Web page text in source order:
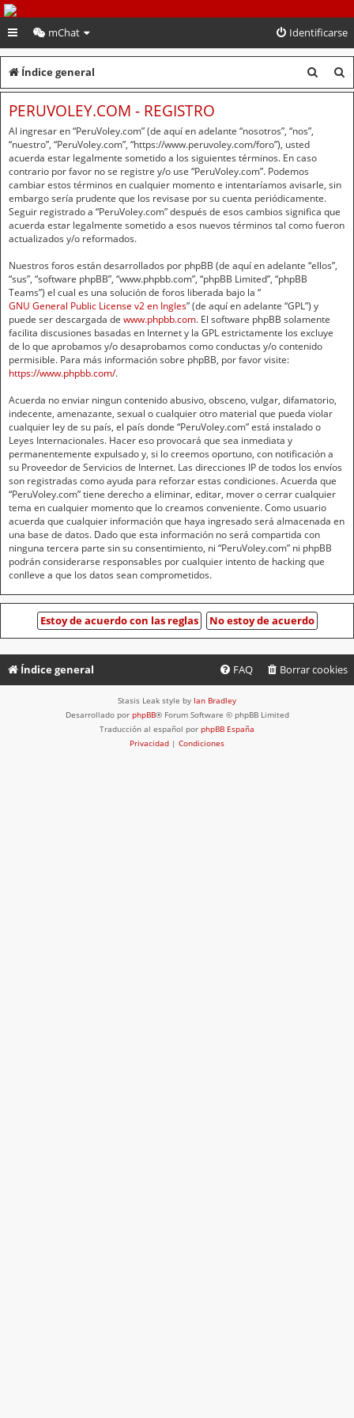
PeruVoley.com
mChat Identificarse
Índice general
u
u
r
PERUVOLEY.COM - REGISTRO
Al ingresar en “PeruVoley.com” (de aquí en adelante “nosotros”, “nos”,
“nuestro”, “PeruVoley.com”, “https://www.peruvoley.com/foro”), usted
acuerda estar legalmente sometido a los siguientes términos. En caso
contrario por favor no se registre y/o use “PeruVoley.com”. Podemos
cambiar estos términos en cualquier momento e intentaríamos avisarle, sin
embargo sería prudente que los revisase por su cuenta periódicamente.
Seguir registrado a “PeruVoley.com” después de esos cambios significa que
acuerda estar legalmente sometido a esos nuevos términos tal como fueron
actualizados y/o reformados.
Nuestros foros están desarrollados por phpBB (de aquí en adelante “ellos”,
“sus”, “software phpBB”, “www.phpbb.com”, “phpBB Limited”, “phpBB
Teams”) el cual es una solución de foros liberada bajo la “
GNU General Public License v2 en Ingles” (de aquí en adelante “GPL”) y
puede ser descargada de www.phpbb.com. El software phpBB solamente
facilita discusiones basadas en Internet y la GPL estrictamente los excluye
de lo que aprobamos y/o desaprobamos como conductas y/o contenido
permisible. Para más información sobre phpBB, por favor visite:
https://www.phpbb.com/.
Acuerda no enviar ningun contenido abusivo, obsceno, vulgar, difamatorio,
indecente, amenazante, sexual o cualquier otro material que pueda violar
cualquier ley de su país, el país donde “PeruVoley.com” está instalado o
Leyes Internacionales. Hacer eso provocará que sea inmediata y
permanentemente expulsado y, si lo creemos oportuno, con notificación a
su Proveedor de Servicios de Internet. Las direcciones IP de todos los envíos
son registradas como ayuda para reforzar estas condiciones. Acuerda que
“PeruVoley.com” tiene derecho a eliminar, editar, mover o cerrar cualquier
tema en cualquier momento que lo creamos conveniente. Como usuario
acuerda que cualquier información que haya ingresado será almacenada en
una base de datos. Dado que esta información no será compartida con
ninguna tercera parte sin su consentimiento, ni “PeruVoley.com” ni phpBB
podrán considerarse responsables por cualquier intento de hacking que
conlleve a que los datos sean comprometidos.
Índice general Borrar cookies
FAQ
Stasis Leak style by Ian Bradley
Desarrollado por phpBB® Forum Software © phpBB Limited
Traducción al español por phpBB España
Privacidad | Condiciones